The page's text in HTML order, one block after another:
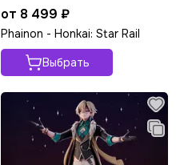
от 8 499 ₽
Phainon - Honkai: Star Rail
Выбрать